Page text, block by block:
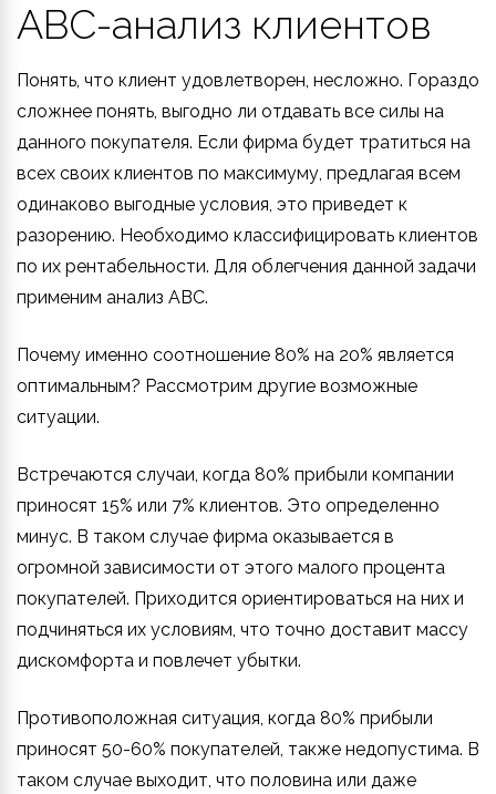
ABC-анализ клиентов
Понять, что клиент удовлетворен, несложно. Гораздо
сложнее понять, выгодно ли отдавать все силы на
данного покупателя. Если фирма будет тратиться на
всех своих клиентов по максимуму, предлагая всем
одинаково выгодные условия, это приведет к
разорению. Необходимо классифицировать клиентов
по их рентабельности. Для облегчения данной задачи
применим анализ ABC.
Почему именно соотношение 80% на 20% является
оптимальным? Рассмотрим другие возможные
ситуации.
Встречаются случаи, когда 80% прибыли компании
приносят 15% или 7% клиентов. Это определенно
минус. В таком случае фирма оказывается в
огромной зависимости от этого малого процента
покупателей. Приходится ориентироваться на них и
подчиняться их условиям, что точно доставит массу
дискомфорта и повлечет убытки.
Противоположная ситуация, когда 80% прибыли
приносят 50-60% покупателей, также недопустима. В
таком случае выходит, что половина или даже